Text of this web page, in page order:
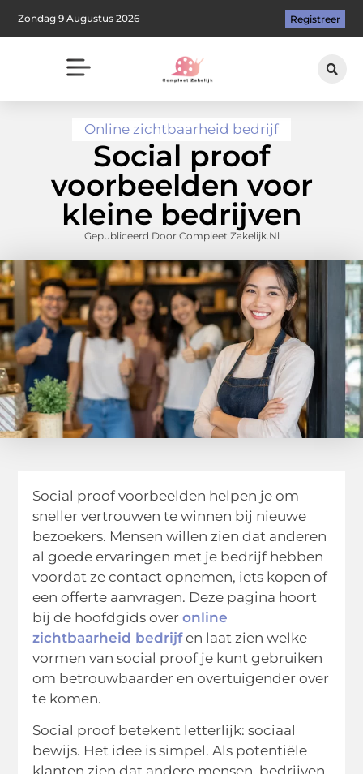
Zondag 9 Augustus 2026 Registreer
Online zichtbaarheid bedrijf
Social proof
voorbeelden voor
kleine bedrijven
Gepubliceerd Door Compleet Zakelijk.nl
Social proof voorbeelden helpen je om
sneller vertrouwen te winnen bij nieuwe
bezoekers. Mensen willen zien dat anderen
al goede ervaringen met je bedrijf hebben
voordat ze contact opnemen, iets kopen of
een offerte aanvragen. Deze pagina hoort
bij de hoofdgids overonline
zichtbaarheid bedrijfen laat zien welke
vormen van social proof je kunt gebruiken
om betrouwbaarder en overtuigender over
te komen.
Social proof betekent letterlijk: sociaal
bewijs. Het idee is simpel. Als potentiële